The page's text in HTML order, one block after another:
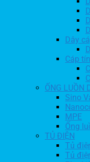
Dây
Cáp
ỐNG LUỒN
Sino
MPE
Ống
TỦ ĐIỆN
Tủ
Tủ